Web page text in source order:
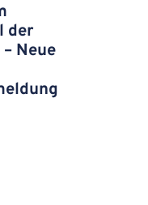
der
Neue